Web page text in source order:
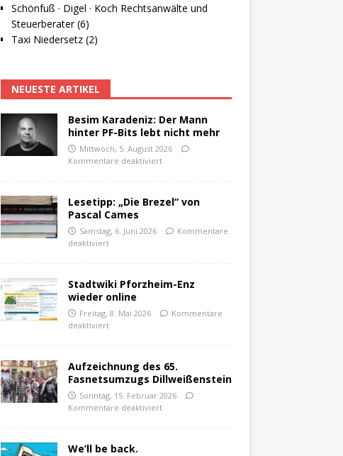
Schönfuß · Digel · Koch Rechtsanwälte und
Steuerberater (6)
Taxi Niedersetz (2)
NEUESTE ARTIKEL
Besim Karadeniz: Der Mann
hinter PF-Bits lebt nicht mehr
Mittwoch, 5. August 2026
Kommentare deaktiviert
Lesetipp: „Die Brezel“ von
Pascal Cames
Samstag, 6. Juni 2026
Kommentare
deaktiviert
Stadtwiki Pforzheim-Enz
wieder online
Freitag, 8. Mai 2026
Kommentare
deaktiviert
Aufzeichnung des 65.
Fasnetsumzugs Dillweißenstein
Sonntag, 15. Februar 2026
Kommentare deaktiviert
We’ll be back.